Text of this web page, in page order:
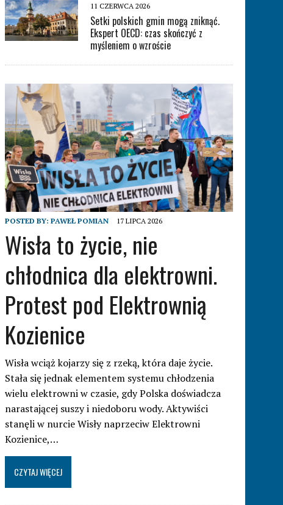
11 CZERWCA 2026
Setki polskich gmin mogą zniknąć.
Ekspert OECD: czas skończyć z
myśleniem o wzroście
POSTED BY:PAWEŁ POMIAN 17 LIPCA 2026
Wisła to życie, nie
chłodnica dla elektrowni.
Protest pod Elektrownią
Kozienice
Wisła wciąż kojarzy się z rzeką, która daje życie.
Stała się jednak elementem systemu chłodzenia
wielu elektrowni w czasie, gdy Polska doświadcza
narastającej suszy i niedoboru wody. Aktywiści
stanęli w nurcie Wisły naprzeciw Elektrowni
Kozienice,…
CZYTAJ WIĘCEJ